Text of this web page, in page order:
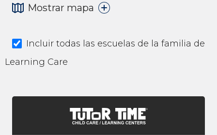
Mostrar mapa
Incluir todas las escuelas de la familia de
Learning Care